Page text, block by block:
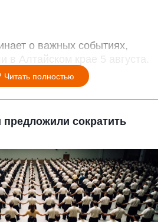
о важных событиях,
в Алтайском крае 5 августа.
Читать полностью
сократить